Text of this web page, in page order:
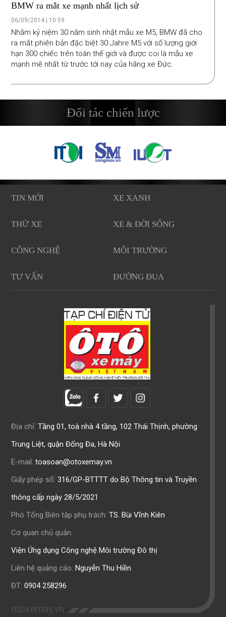
BMW ra mắt xe mạnh nhất lịch sử
06/09/2014 | 10:59
Nhằm kỷ niệm 30 năm sinh nhật mẫu xe M5, BMW đã cho
ra mắt phiên bản đặc biệt 30 Jahre M5 với số lượng giới
hạn 300 chiếc trên toàn thế giới và được coi là mẫu xe
mạnh mẽ nhất từ trước tới nay của hãng xe Đức.
Đối tác chiến lược
TIN MỚI XE XANH
THỬ XE XE & ĐỜI SỐNG
CÔNG NGHỆ MÔI TRƯỜNG
TƯ VẤN ĐƯỜNG ĐUA
Địa chỉ: Tầng 01, toà nhà 4 tầng, 102 Thái Thịnh, phường
Trung Liệt, quận Đống Đa, Hà Nội
E-mail: toasoan@otoxemay.vn
Giấy phép số: 316/GP-BTTTT do Bộ Thông tin và Truyền
thông cấp ngày 28/5/2021
Phó Tổng Biên tập phụ trách: TS. Bùi Vĩnh Kiên
Cơ quan chủ quản:
Viện Ứng dụng Công nghệ Môi trường Đô thị
Liên hệ quảng cáo: Nguyễn Thu Hiền
ĐT: 0904 258296
otoxemay.vn